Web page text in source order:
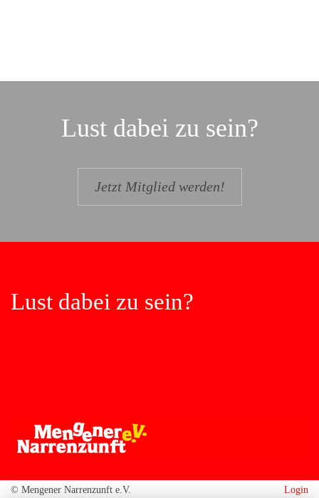
Lust dabei zu sein?
Jetzt Mitglied werden!
Lust dabei zu sein?
© Mengener Narrenzunft e.V. Login